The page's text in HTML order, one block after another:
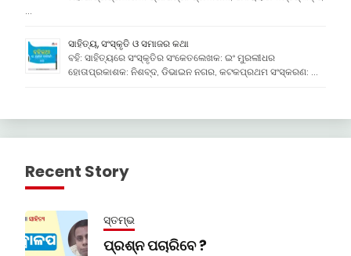
ସାହିତ୍ୟ, ସଂସ୍କୃତି ଓ ସମାଜର କଥା
ବହି: ସାହିତ୍ୟରେ ସଂସ୍କୃତିର ସଂକେତଲେଖକ: ଇଂ ମୁରଲୀଧର
ହୋତାପ୍ରକାଶକ: ନିଶବ୍ଦ, ଡିଭାଇନ ନଗର, କଟକପ୍ରଥମ ସଂସ୍କରଣ: …
Recent Story
ସ୍ତମ୍ଭ
ପ୍ରଶ୍ନ ପଚାରିବେ ?